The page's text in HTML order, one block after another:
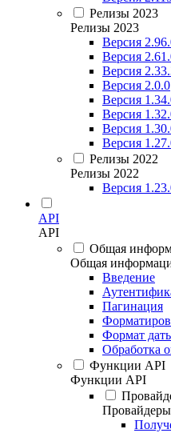
Релизы 2023
Релизы 2023
Версия
Версия
Версия
Версия 2.0.0
Версия
Версия
Версия
Версия
Релизы 2022
Релизы 2022
Версия
API
API
Общая
Общая
Введение
Пагинация
Формат
Обработка
Функции API
Функции API